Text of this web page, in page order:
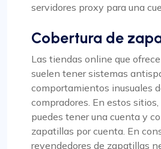
servidores proxy para una
Cobertura de
Las tiendas online que
suelen tener sistemas
comportamientos inusuales
compradores. En estos
puedes tener una cuenta y
zapatillas por cuenta. En
revendedores de zapatillas